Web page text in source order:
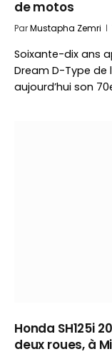
de motos
ParMustapha Zemri
Soixante-dix ans
Dream D-Type de
aujourd’hui son
Honda SH125i
deux roues, à